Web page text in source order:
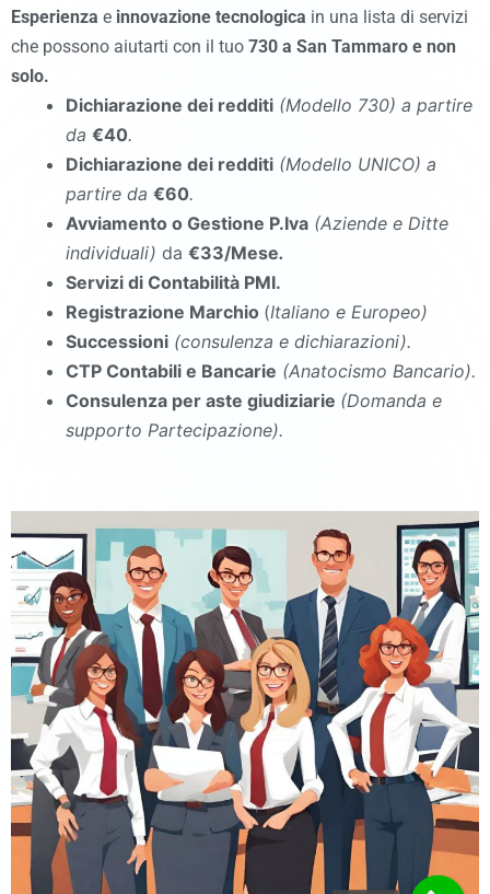
Esperienza e innovazione tecnologica in una lista di servizi
che possono aiutarti con il tuo 730 a San Tammaro e non
solo.
Dichiarazione dei redditi (Modello 730) a partire
da €40.
Dichiarazione dei redditi (Modello UNICO) a
partire da €60.
Avviamento o Gestione P.Iva (Aziende e Ditte
individuali) da €33/Mese.
Servizi di Contabilità PMI.
Registrazione Marchio (Italiano e Europeo)
Successioni (consulenza e dichiarazioni).
CTP Contabili e Bancarie (Anatocismo Bancario).
Consulenza per aste giudiziarie (Domanda e
supporto Partecipazione).